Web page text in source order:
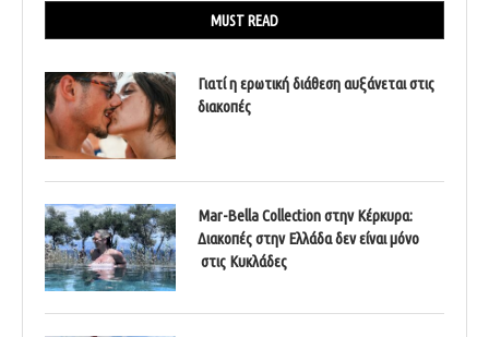
MUST READ
Γιατί η ερωτική διάθεση αυξάνεται στις
διακοπές
Mar-Bella Collection στην Κέρκυρα:
Διακοπές στην Ελλάδα δεν είναι μόνο
στις Κυκλάδες